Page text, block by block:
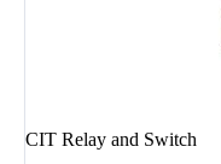
CIT Relay and Switch